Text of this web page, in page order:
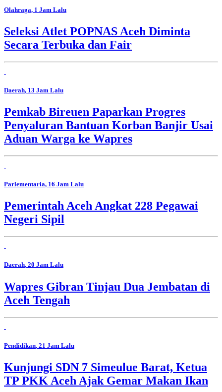
Olahraga, 1 Jam Lalu
Seleksi Atlet POPNAS Aceh Diminta
Secara Terbuka dan Fair
Daerah, 13 Jam Lalu
Pemkab Bireuen Paparkan Progres
Penyaluran Bantuan Korban Banjir Usai
Aduan Warga ke Wapres
Parlementaria, 16 Jam Lalu
Pemerintah Aceh Angkat 228 Pegawai
Negeri Sipil
Daerah, 20 Jam Lalu
Wapres Gibran Tinjau Dua Jembatan di
Aceh Tengah
Pendidikan, 21 Jam Lalu
Kunjungi SDN 7 Simeulue Barat, Ketua
TP PKK Aceh Ajak Gemar Makan Ikan